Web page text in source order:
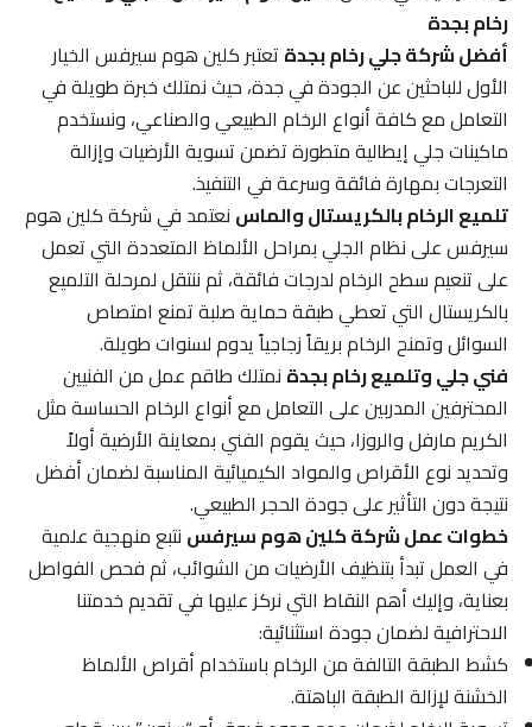
رخام بجدة
أفضل شركة جلي رخام بجدةتعتبر كلين هوم سيرفس الخيار
الأول للباحثين عن الجودة في جدة، حيث نمتلك خبرة طويلة في
التعامل مع كافة أنواع الرخام الطبيعي والصناعي، ونستخدم
ماكينات جلي إيطالية متطورة تضمن تسوية الأرضيات وإزالة
التعرجات بمهارة فائقة وسرعة في التنفيذ.
تلميع الرخام بالكريستال والماسنعتمد في شركة كلين هوم
سيرفس على نظام الجلي بمراحل الألماظ المتعددة التي تعمل
على تنعيم سطح الرخام لدرجات فائقة، ثم ننتقل لمرحلة التلميع
بالكريستال التي تعطي طبقة حماية صلبة تمنع امتصاص
السوائل وتمنح الرخام بريقاً زجاجياً يدوم لسنوات طويلة.
فني جلي وتلميع رخام بجدةنمتلك طاقم عمل من الفنيين
المحترفين المدربين على التعامل مع أنواع الرخام الحساسة مثل
الكريم مارفل والروزا، حيث يقوم الفني بمعاينة الأرضية أولاً
وتحديد نوع الأقراص والمواد الكيميائية المناسبة لضمان أفضل
نتيجة دون التأثير على جودة الحجر الطبيعي.
خطوات عمل شركة كلين هوم سيرفسنتبع منهجية علمية
في العمل تبدأ بتنظيف الأرضيات من الشوائب، ثم فحص الفواصل
بعناية، وإليك أهم النقاط التي نركز عليها في تقديم خدمتنا
الاحترافية لضمان جودة استثنائية:
كشط الطبقة التالفة من الرخام باستخدام أقراص الألماظ
الخشنة لإزالة الطبقة الباهتة.